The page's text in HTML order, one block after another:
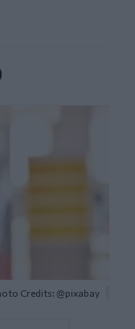
Credits: @pixabay